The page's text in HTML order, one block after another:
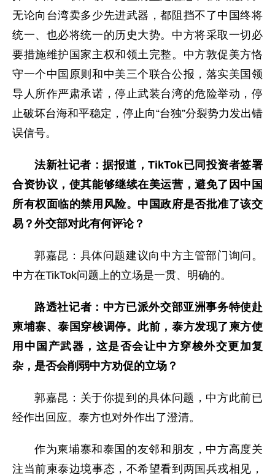
无论向台湾卖多少先进武器，都阻挡不了中国终将
统一、也必将统一的历史大势。中方将采取一切必
要措施维护国家主权和领土完整。中方敦促美方恪
守一个中国原则和中美三个联合公报，落实美国领
导人所作严肃承诺，停止武装台湾的危险举动，停
止破坏台海和平稳定，停止向“台独”分裂势力发出错
误信号。
法新社记者：据报道，TikTok已同投资者签署
合资协议，使其能够继续在美运营，避免了因中国
所有权面临的禁用风险。中国政府是否批准了该交
易？外交部对此有何评论？
郭嘉昆：具体问题建议向中方主管部门询问。
中方在TikTok问题上的立场是一贯、明确的。
路透社记者：中方已派外交部亚洲事务特使赴
柬埔寨、泰国穿梭调停。此前，泰方发现了柬方使
用中国产武器，这是否会让中方穿梭外交更加复
杂，是否会削弱中方劝促的立场？
郭嘉昆：关于你提到的具体问题，中方此前已
经作出回应。泰方也对外作出了澄清。
作为柬埔寨和泰国的友邻和朋友，中方高度关
注当前柬泰边境事态，不希望看到两国兵戎相见，